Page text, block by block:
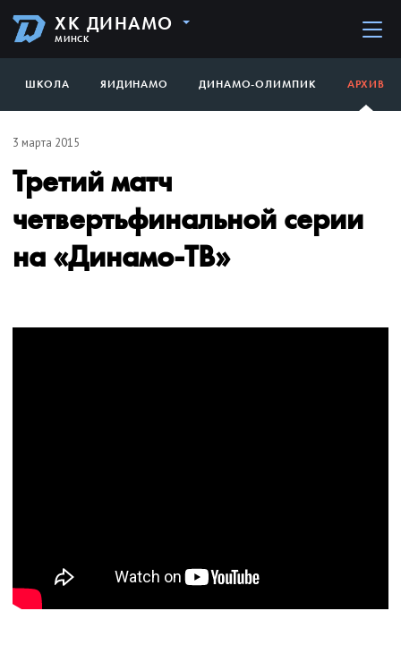
ХК ДИНАМО
МИНСК
ШКОЛА ЯИДИНАМО ДИНАМО-ОЛИМПИК АРХИВ
3 марта 2015
Третий матч
четвертьфинальной серии
на «Динамо-ТВ»